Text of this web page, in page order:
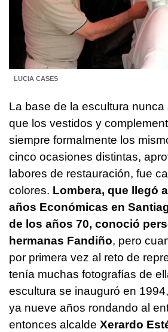
LUCIA CASES
La base de la escultura nunca
que los vestidos y
siempre formalmente los
cinco ocasiones distintas,
labores de restauración, fue
colores. Lombera, que llegó
años Económicas en
de los años 70, conoció
hermanas Fandiño, pero
por primera vez al reto de
tenía muchas fotografías de
escultura se inauguró en
ya nueve años rondando al
entonces alcalde Xerardo